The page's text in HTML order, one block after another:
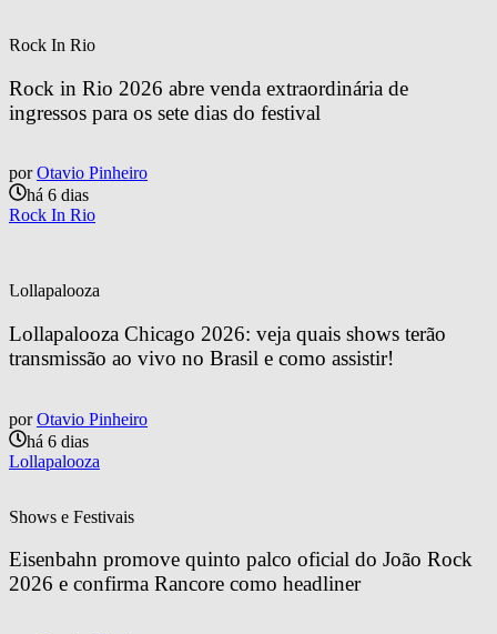
Rock In Rio
Rock in Rio 2026 abre venda extraordinária de
ingressos para os sete dias do festival
por Otavio Pinheiro
há 6 dias
Rock In Rio
Lollapalooza
Lollapalooza Chicago 2026: veja quais shows terão
transmissão ao vivo no Brasil e como assistir!
por Otavio Pinheiro
há 6 dias
Lollapalooza
Shows e Festivais
Eisenbahn promove quinto palco oficial do João Rock
2026 e confirma Rancore como headliner